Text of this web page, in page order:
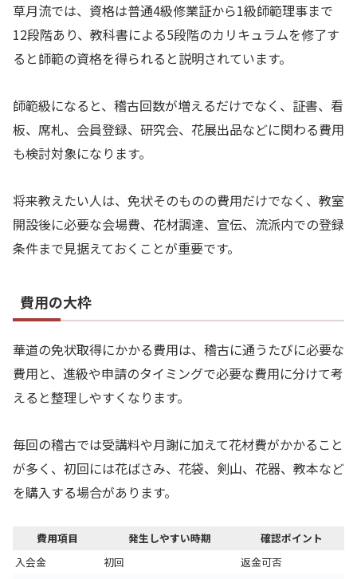
草月流では、資格は普通4級修業証から1級師範理事まで
12段階あり、教科書による5段階のカリキュラムを修了す
ると師範の資格を得られると説明されています。
師範級になると、稽古回数が増えるだけでなく、証書、看
板、席札、会員登録、研究会、花展出品などに関わる費用
も検討対象になります。
将来教えたい人は、免状そのものの費用だけでなく、教室
開設後に必要な会場費、花材調達、宣伝、流派内での登録
条件まで見据えておくことが重要です。
費用の大枠
華道の免状取得にかかる費用は、稽古に通うたびに必要な
費用と、進級や申請のタイミングで必要な費用に分けて考
えると整理しやすくなります。
毎回の稽古では受講料や月謝に加えて花材費がかかること
が多く、初回には花ばさみ、花袋、剣山、花器、教本など
を購入する場合があります。
費用項目 発生しやすい時期
確認ポイント
入会金
初回
返金可否